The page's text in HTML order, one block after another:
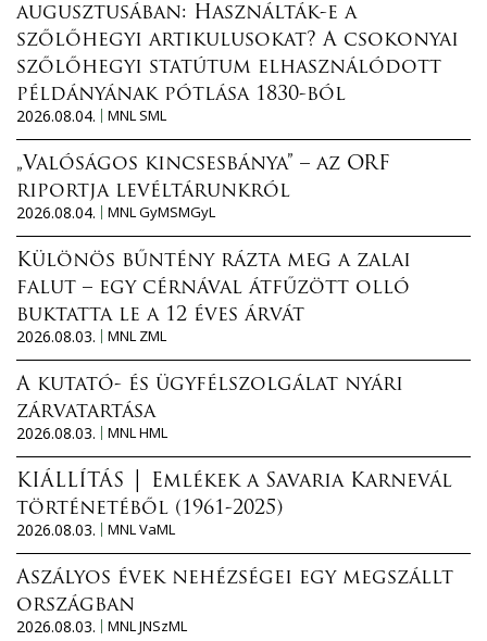
augusztusában: Használták-e a
szőlőhegyi artikulusokat? A csokonyai
szőlőhegyi statútum elhasználódott
példányának pótlása 1830-ból
2026.08.04.
MNL SML
„Valóságos kincsesbánya” – az ORF
riportja levéltárunkról
2026.08.04.
MNL GyMSMGyL
Különös bűntény rázta meg a zalai
falut – egy cérnával átfűzött olló
buktatta le a 12 éves árvát
2026.08.03.
MNL ZML
A kutató- és ügyfélszolgálat nyári
zárvatartása
2026.08.03.
MNL HML
KIÁLLÍTÁS │ Emlékek a Savaria Karnevál
történetéből (1961-2025)
2026.08.03.
MNL VaML
Aszályos évek nehézségei egy megszállt
országban
2026.08.03.
MNL JNSzML